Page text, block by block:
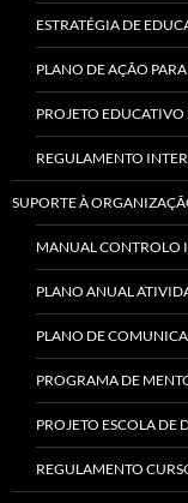
ESTRATÉGIA DE
PLANO DE AÇÃO
PROJETO
REGULAMENTO
SUPORTE À
MANUAL CONTROLO
PLANO ANUAL
PLANO DE
PROGRAMA DE
PROJETO ESCOLA
REGULAMENTO